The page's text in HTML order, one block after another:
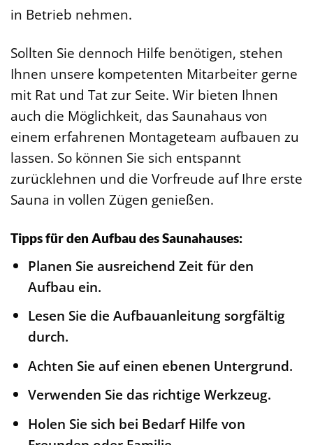
in Betrieb nehmen.
Sollten Sie dennoch Hilfe benötigen, stehen
Ihnen unsere kompetenten Mitarbeiter gerne
mit Rat und Tat zur Seite. Wir bieten Ihnen
auch die Möglichkeit, das Saunahaus von
einem erfahrenen Montageteam aufbauen zu
lassen. So können Sie sich entspannt
zurücklehnen und die Vorfreude auf Ihre erste
Sauna in vollen Zügen genießen.
Tipps für den Aufbau des Saunahauses:
Planen Sie ausreichend Zeit für den
Aufbau ein.
Lesen Sie die Aufbauanleitung sorgfältig
durch.
Achten Sie auf einen ebenen Untergrund.
Verwenden Sie das richtige Werkzeug.
Holen Sie sich bei Bedarf Hilfe von